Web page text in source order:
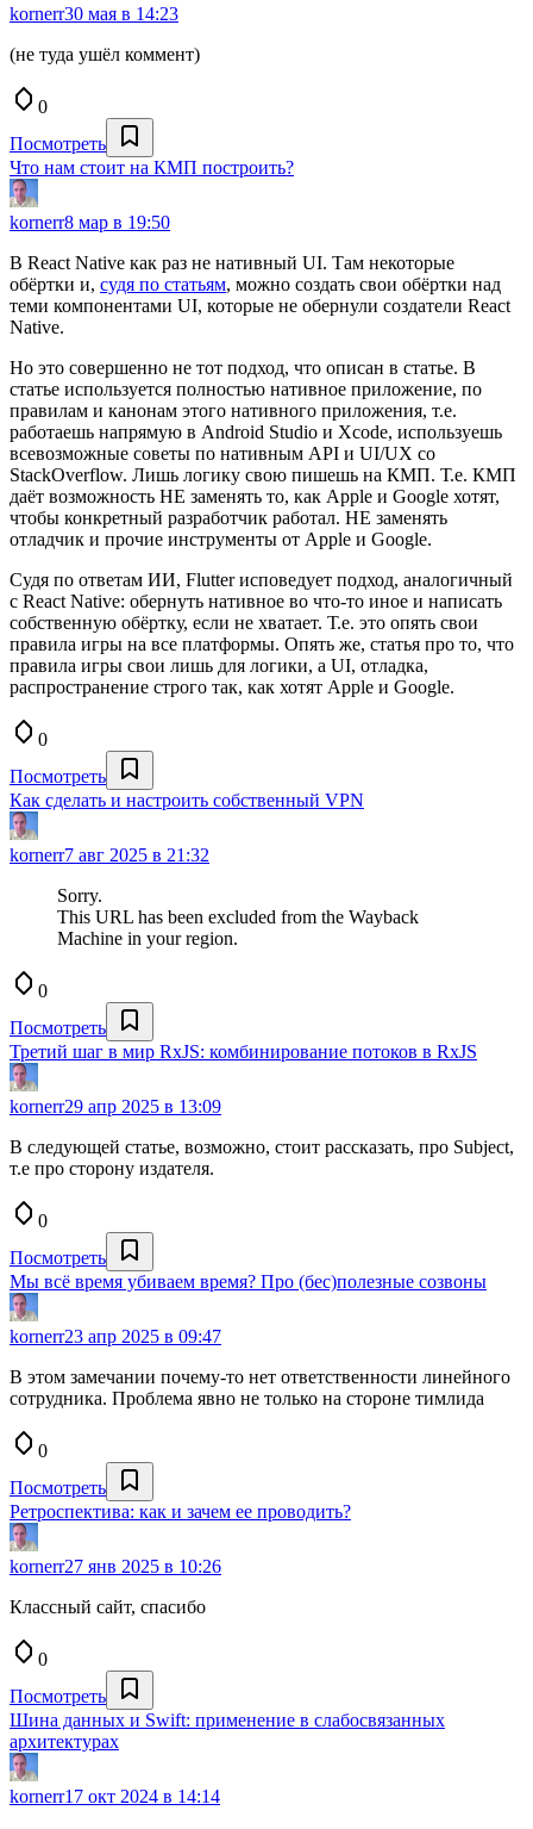
kornerr30 мая в 14:23
(не туда ушёл коммент)
0
Посмотреть
Что нам стоит на КМП построить?
kornerr8 мар в 19:50
В React Native как раз не нативный UI. Там некоторые
обёртки и, судя по статьям, можно создать свои обёртки над
теми компонентами UI, которые не обернули создатели React
Native.
Но это совершенно не тот подход, что описан в статье. В
статье используется полностью нативное приложение, по
правилам и канонам этого нативного приложения, т.е.
работаешь напрямую в Android Studio и Xcode, используешь
всевозможные советы по нативным API и UI/UX со
StackOverflow. Лишь логику свою пишешь на КМП. Т.е. КМП
даёт возможность НЕ заменять то, как Apple и Google хотят,
чтобы конкретный разработчик работал. НЕ заменять
отладчик и прочие инструменты от Apple и Google.
Судя по ответам ИИ, Flutter исповедует подход, аналогичный
с React Native: обернуть нативное во что-то иное и написать
собственную обёртку, если не хватает. Т.е. это опять свои
правила игры на все платформы. Опять же, статья про то, что
правила игры свои лишь для логики, а UI, отладка,
распространение строго так, как хотят Apple и Google.
0
Посмотреть
Как сделать и настроить собственный VPN
kornerr7 авг 2025 в 21:32
Sorry.
This URL has been excluded from the Wayback
Machine in your region.
0
Посмотреть
Третий шаг в мир RxJS: комбинирование потоков в RxJS
kornerr29 апр 2025 в 13:09
В следующей статье, возможно, стоит рассказать, про Subject,
т.е про сторону издателя.
0
Посмотреть
Мы всё время убиваем время? Про (бес)полезные созвоны
kornerr23 апр 2025 в 09:47
В этом замечании почему-то нет ответственности линейного
сотрудника. Проблема явно не только на стороне тимлида
0
Посмотреть
Ретроспектива: как и зачем ее проводить?
kornerr27 янв 2025 в 10:26
Классный сайт, спасибо
0
Посмотреть
Шина данных и Swift: применение в слабосвязанных
архитектурах
kornerr17 окт 2024 в 14:14